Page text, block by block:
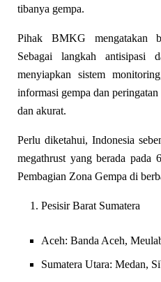
tibanya gempa.
Pihak BMKG mengatakan
Sebagai langkah antisipasi
menyiapkan sistem
informasi gempa dan
dan akurat.
Perlu diketahui, Indonesia
megathrust yang berada
Pembagian Zona Gempa di
Pesisir Barat Sumatera
Aceh: Banda Aceh,
Sumatera Utara: Medan,